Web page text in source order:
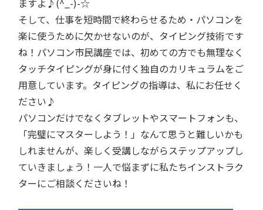
ますよ♪(^_-)-☆
そして、仕事を短時間で終わらせるため・パソコンを
楽に使うために欠かせないのが、タイピング技術です
ね！パソコン市民講座では、初めての方でも無理なく
タッチタイピングが身に付く独自のカリキュラムをご
用意しています。タイピングの指導は、私にお任せく
ださい♪
パソコンだけでなくタブレットやスマートフォンも、
「完璧にマスターしよう！」なんて思うと難しいかも
しれませんが、楽しく受講しながらステップアップし
ていきましょう！一人で悩まずに私たちインストラク
ターにご相談くださいね！